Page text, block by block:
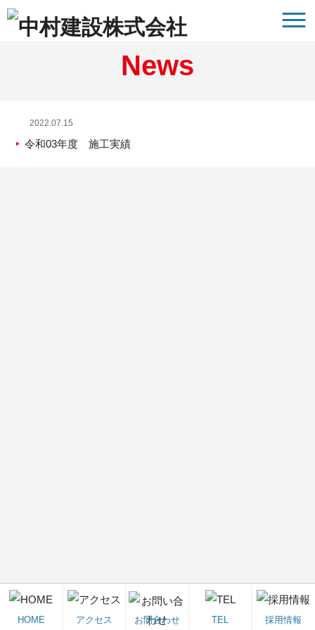
News
2022.07.15
令和03年度 施工実績
HOME アクセス お問合わせ TEL 採用情報